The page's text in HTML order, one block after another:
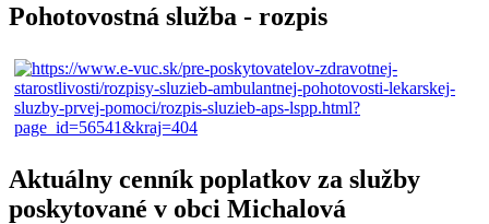
Pohotovostná služba - rozpis
Aktuálny cenník poplatkov za služby
poskytované v obci Michalová